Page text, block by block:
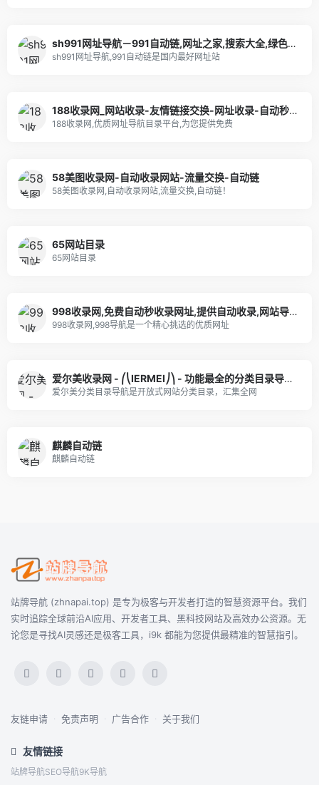
sh991网址导航－991自动链,网址之家,搜索大全,绿色,快速,安全的专业导航站
sh991网址导航,991自动链是国内最好网址站
188收录网_网站收录-友情链接交换-网址收录-自动秒收录
188收录网,优质网址导航目录平台,为您提供免费
58美图收录网-自动收录网站-流量交换-自动链
58美图收录网,自动收录网站,流量交换,自动链！
65网站目录
65网站目录
998收录网,免费自动秒收录网址,提供自动收录,网站导航大全源码,自动链,友情链接交换。
998收录网,998导航是一个精心挑选的优质网址
爱尔美收录网 - ⎛⎝IERMEI⎠⎞ - 功能最全的分类目录导航服务门户
爱尔美分类目录导航是开放式网站分类目录，汇集全网
麒麟自动链
麒麟自动链
站牌导航 (zhnapai.top) 是专为极客与开发者打造的智慧资源平台。我们
实时追踪全球前沿AI应用、开发者工具、黑科技网站及高效办公资源。无
论您是寻找AI灵感还是极客工具，i9k 都能为您提供最精准的智慧指引。
友链申请 · 免责声明 · 广告合作 · 关于我们
友情链接
站牌导航SEO导航9K导航